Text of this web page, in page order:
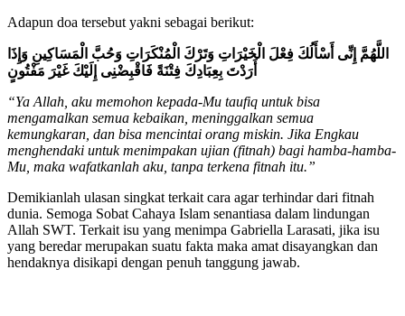
Adapun doa tersebut yakni sebagai berikut:
اللَّهُمَّ إِنِّى أَسْأَلُكَ فِعْلَ الْخَيْرَاتِ وَتَرْكَ الْمُنْكَرَاتِ وَحُبَّ الْمَسَاكِينِ وَإِذَا
أَرَدْتَ بِعِبَادِكَ فِتْنَةً فَاقْبِضْنِى إِلَيْكَ غَيْرَ مَفْتُونٍ
“Ya Allah, aku memohon kepada-Mu taufiq untuk bisa
mengamalkan semua kebaikan, meninggalkan semua
kemungkaran, dan bisa mencintai orang miskin. Jika Engkau
menghendaki untuk menimpakan ujian (fitnah) bagi hamba-hamba-
Mu, maka wafatkanlah aku, tanpa terkena fitnah itu.”
Demikianlah ulasan singkat terkait cara agar terhindar dari fitnah
dunia. Semoga Sobat Cahaya Islam senantiasa dalam lindungan
Allah SWT. Terkait isu yang menimpa Gabriella Larasati, jika isu
yang beredar merupakan suatu fakta maka amat disayangkan dan
hendaknya disikapi dengan penuh tanggung jawab.